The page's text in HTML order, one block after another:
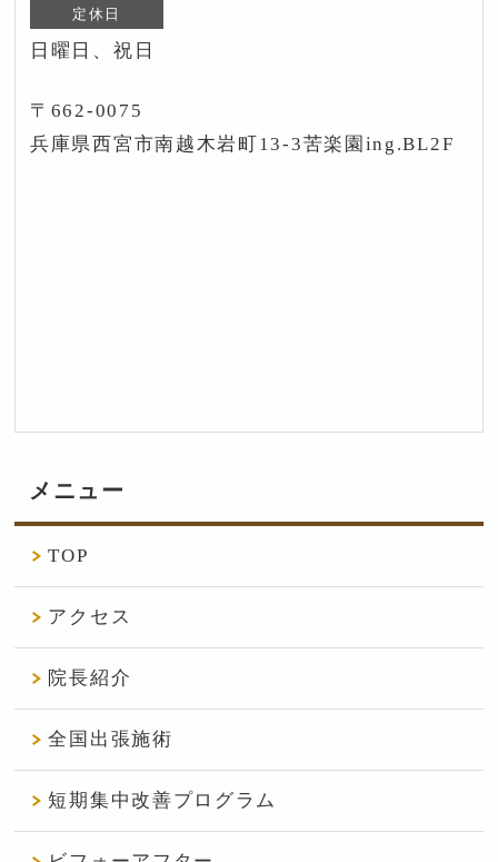
定休日
日曜日、祝日
〒662-0075
兵庫県西宮市南越木岩町13-3苦楽園ing.BL2F
メニュー
TOP
アクセス
院長紹介
全国出張施術
短期集中改善プログラム